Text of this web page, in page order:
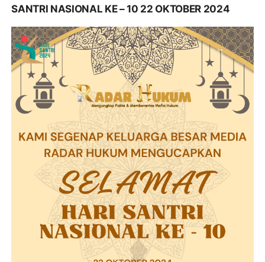
SANTRI NASIONAL KE – 10 22 OKTOBER 2024